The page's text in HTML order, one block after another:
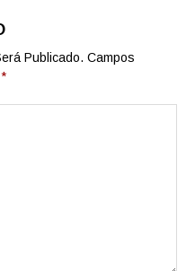
Publicado. Campos
*